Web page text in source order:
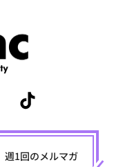
週1回のメルマガ